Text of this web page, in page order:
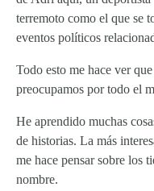
terremoto como el que se
eventos políticos
Todo esto me hace ver
preocupamos por todo el
He aprendido muchas
de historias. La más
me hace pensar sobre los
nombre.